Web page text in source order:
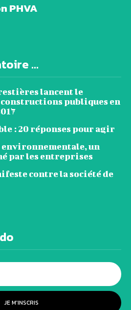
PHVA
...
lancent le
publiques en
: 20 réponses pour agir
un
par les entreprises
contre la société de
JE M'INSCRIS